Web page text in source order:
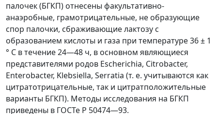
палочек (БГКП) отнесены факультативно-
анаэробные, грамотрицательные, не образующие
спор палочки, сбраживающие лактозу с
образованием кислоты и газа при температуре 36 ± 1
° С в течение 24—48 ч, в основном являющиеся
представителями родов Escherichia, Citrobacter,
Enterobacter, Klebsiella, Serratia (т. е. учитываются как
цитратотрицательные, так и цитратположительные
варианты БГКП). Методы исследования на БГКП
приведены в ГОСТе Р 50474—93.